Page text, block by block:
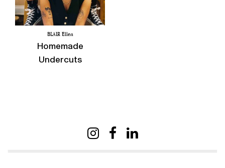
BLAIR Ellen
Homemade
Undercuts